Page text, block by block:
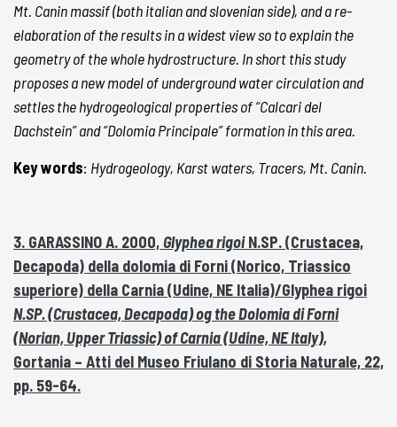
Mt. Canin massif (both italian and slovenian side), and a re-
elaboration of the results in a widest view so to explain the
geometry of the whole hydrostructure. In short this study
proposes a new model of underground water circulation and
settles the hydrogeological properties of “Calcari del
Dachstein” and “Dolomia Principale” formation in this area.
Key words: Hydrogeology, Karst waters, Tracers, Mt. Canin.
3. GARASSINO A. 2000,Glyphea rigoiN.SP. (Crustacea,
Decapoda) della dolomia di Forni (Norico, Triassico
superiore) della Carnia (Udine, NE Italia)/Glyphea rigoi
N.SP. (Crustacea, Decapoda) og the Dolomia di Forni
(Norian, Upper Triassic) of Carnia (Udine, NE Italy),
Gortania – Atti del Museo Friulano di Storia Naturale, 22,
pp. 59-64.